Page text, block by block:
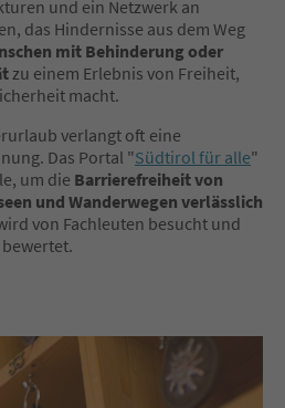
und ein Netzwerk an
das Hindernisse aus dem Weg
mit Behinderung oder
zu einem Erlebnis von Freiheit,
macht.
verlangt oft eine
Das Portal "Südtirol für alle"
um die Barrierefreiheit von
und Wanderwegen verlässlich
von Fachleuten besucht und